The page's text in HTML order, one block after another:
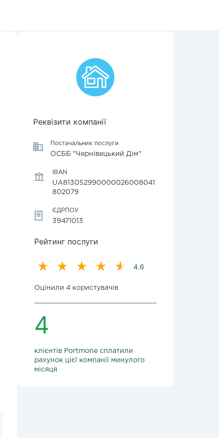
Реквізити компанії
Постачальник послуги
ОСББ "Чернівецький Дім"
IBAN
UA813052990000026008041
802079
ЄДРПОУ
39471013
Рейтинг послуги
4.6
Оцінили 4 користувачів
4
клієнтів Portmone сплатили
рахунок цієї компанії минулого
місяця